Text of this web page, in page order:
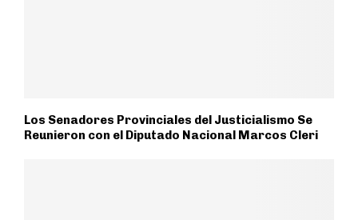
Los Senadores Provinciales del Justicialismo Se
Reunieron con el Diputado Nacional Marcos Cleri